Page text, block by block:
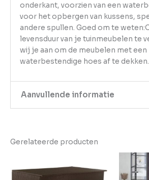
onderkant, voorzien van een
voor het opbergen van kussens,
andere spullen. Goed om te
levensduur van je tuinmeubelen te
wij je aan om de meubelen met een
waterbestendige hoes af te dekken.
Aanvullende informatie
EAN
Gerelateerde producten